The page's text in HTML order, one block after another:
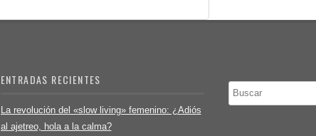
ENTRADAS RECIENTES
La revolución del «slow living» femenino: ¿Adiós
al ajetreo, hola a la calma?
Buscar